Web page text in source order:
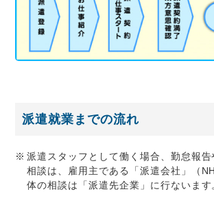
派遣就業までの流れ
派遣スタッフとして働く場合、勤怠報告
相談は、雇用主である「派遣会社」（
体の相談は「派遣先企業」に行ないます